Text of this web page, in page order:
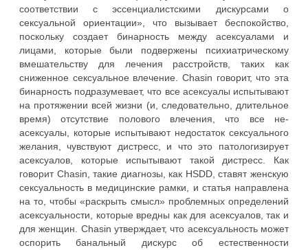
соответствии с эссенциалистскими дискурсами о
сексуальной ориентации», что вызывает беспокойство,
поскольку создает бинарность между асексуалами и
лицами, которые были подвержены психиатрическому
вмешательству для лечения расстройств, таких как
сниженное сексуальное влечение. Chasin говорит, что эта
бинарность подразумевает, что все асексуалы испытывают
на протяжении всей жизни (и, следовательно, длительное
время) отсутствие полового влечения, что все не-
асексуалы, которые испытывают недостаток сексуального
желания, чувствуют дистресс, и что это патологизирует
асексуалов, которые испытывают такой дистресс. Как
говорит Chasin, такие диагнозы, как HSDD, ставят женскую
сексуальность в медицинские рамки, и статья направлена
на то, чтобы «раскрыть смысл» проблемных определений
асексуальности, которые вредны как для асексуалов, так и
для женщин. Chasin утверждает, что асексуальность может
оспорить банальный дискурс об естественности